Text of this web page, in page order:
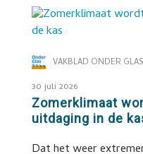
VAKBLAD ONDER GLAS
30 juli 2026
Zomerklimaat
uitdaging in de
Dat het weer